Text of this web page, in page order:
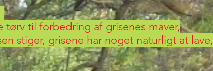
til forbedring af grisenes maver,
stiger, grisene har noget naturligt at lave,